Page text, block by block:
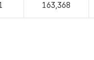
163,368